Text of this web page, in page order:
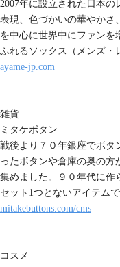
2007年に設立された日本
表現、色づかいの華やかさ
を中心に世界中にファンを
ふれるソックス（メンズ・
ayame-jp.com
雑貨
ミタケボタン
戦後より７０年銀座でボタ
ったボタンや倉庫の奥の
集めました。９０年代に作
セット1つとないアイテムで
mitakebuttons.com/cms
コスメ